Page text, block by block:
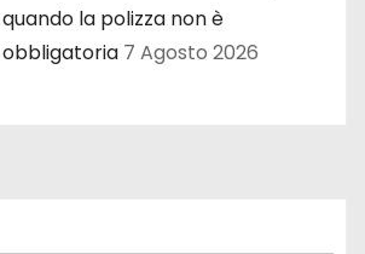
quando la polizza non è
obbligatoria 7 Agosto 2026